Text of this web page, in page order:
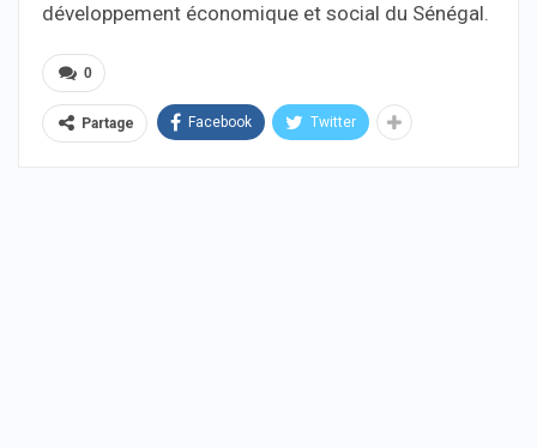
développement économique et social du Sénégal.
0
Partage Facebook Twitter